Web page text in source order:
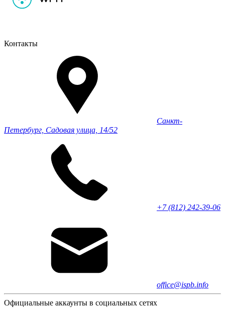
Контакты
Санкт-
Петербург, Садовая улица, 14/52
+7 (812) 242-39-06
office@ispb.info
Официальные аккаунты в социальных сетях